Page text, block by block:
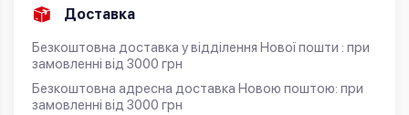
Доставка
Безкоштовна доставка у відділення Нової пошти : при
замовленні від 3000 грн
Безкоштовна адресна доставка Новою поштою: при
замовленні від 3000 грн